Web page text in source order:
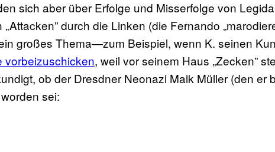
sich aber über Erfolge und Misserfolge von Legida
durch die Linken (die Fernando
großes Thema—zum Beispiel, wenn K. seinen
vorbeizuschicken, weil vor seinem Haus „Zecken”
ob der Dresdner Neonazi Maik Müller (den er
sei: